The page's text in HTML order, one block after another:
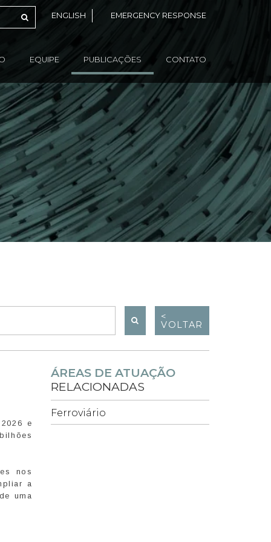
ENGLISH EMERGENCY RESPONSE
EQUIPE PUBLICAÇÕES CONTATO
<
VOLTAR
e
nos
a
uma
ÁREAS DE ATUAÇÃO
RELACIONADAS
Ferroviário